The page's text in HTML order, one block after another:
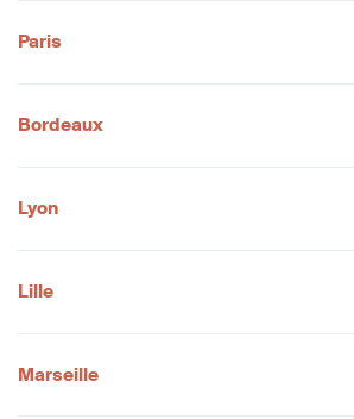
Paris
Bordeaux
Lyon
Lille
Marseille